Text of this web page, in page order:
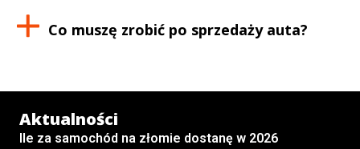
Co muszę zrobić po sprzedaży auta?
Aktualności
Ile za samochód na złomie dostanę w 2026